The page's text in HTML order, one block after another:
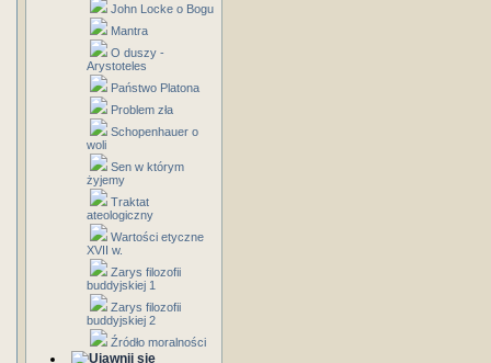
John Locke o Bogu
Mantra
O duszy -
Arystoteles
Państwo Platona
Problem zła
Schopenhauer o
woli
Sen w którym
żyjemy
Traktat
ateologiczny
Wartości etyczne
XVII w.
Zarys filozofii
buddyjskiej 1
Zarys filozofii
buddyjskiej 2
Źródło moralności